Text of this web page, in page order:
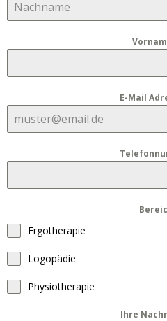
E-Mail
Ergotherapie
Logopädie
Physiotherapie
Ihre